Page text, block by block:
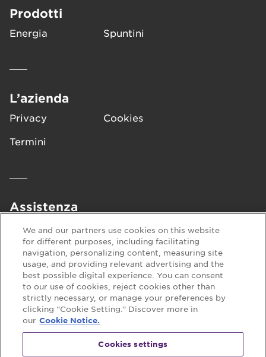
Prodotti
Energia Spuntini
L’azienda
Privacy
Cookies
Termini
Assistenza
FAQ Contattaci
Seguici su:
We and our partners use cookies on this website
for different purposes, including facilitating
navigation, personalizing content, measuring site
usage, and providing relevant advertising and the
best possible digital experience. You can consent
to our use of cookies, reject cookies other than
strictly necessary, or manage your preferences by
clicking “Cookie Setting.” Discover more in
our Cookie Notice.
Cookies settings